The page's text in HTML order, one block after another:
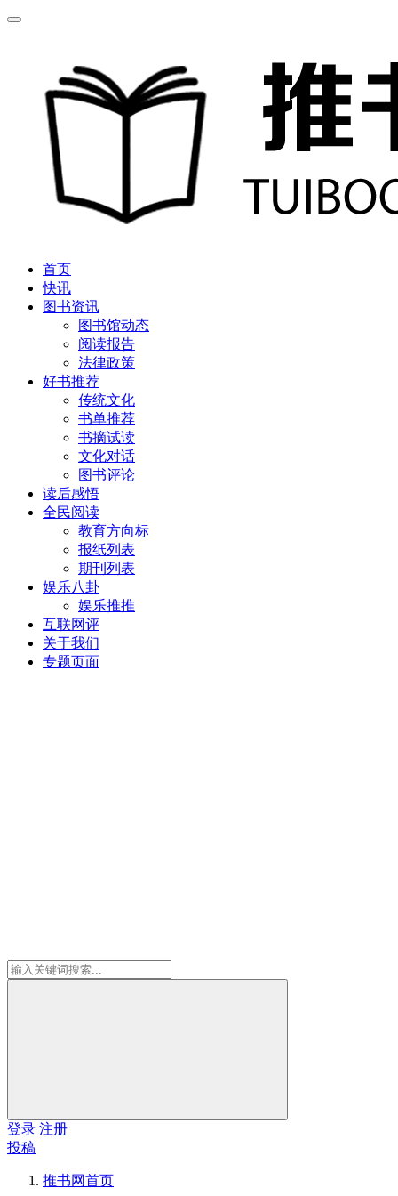
首页
快讯
图书资讯
图书馆动态
阅读报告
法律政策
好书推荐
传统文化
书单推荐
书摘试读
文化对话
图书评论
读后感悟
全民阅读
教育方向标
报纸列表
期刊列表
娱乐八卦
娱乐推推
互联网评
关于我们
专题页面
登录 注册
投稿
推书网首页